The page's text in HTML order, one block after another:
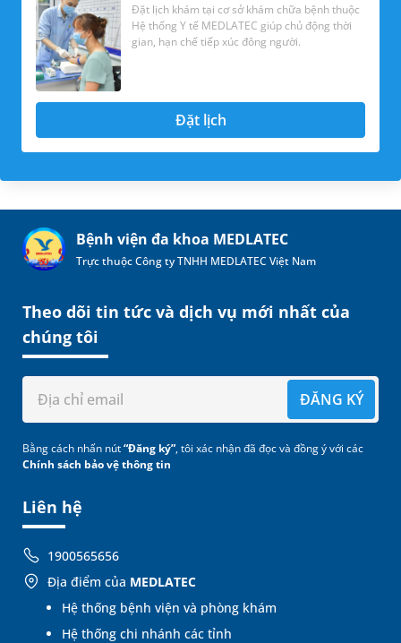
Đặt lịch khám tại cơ sở khám chữa bệnh thuộc
Hệ thống Y tế MEDLATEC giúp chủ động thời
gian, hạn chế tiếp xúc đông người.
Đặt lịch
Bệnh viện đa khoa MEDLATEC
Trực thuộc Công ty TNHH MEDLATEC Việt Nam
Liên hệ
1900565656
Địa điểm của MEDLATEC
Hệ thống bệnh viện và phòng khám
Hệ thống chi nhánh các tỉnh
Theo dõi tin tức và dịch vụ mới nhất của
chúng tôi
ĐĂNG KÝ
Bằng cách nhấn nút“Đăng ký”, tôi xác nhận đã đọc và đồng ý với các
Chính sách bảo vệ thông tin